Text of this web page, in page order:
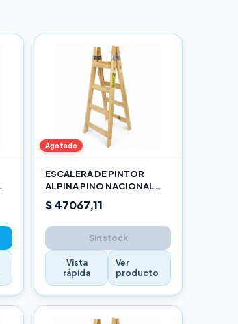
Agotado
ESCALERA DE PINTOR
ALPINA PINO NACIONAL
1,20M PRO
$ 47067,11
Sin stock
Vista
rápida
Ver
producto